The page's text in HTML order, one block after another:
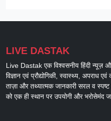
LIVE DASTAK
Live Dastak एक विश्वसनीय हिंदी न्यूज़
विज्ञान एवं प्रौद्योगिकी, स्वास्थ्य,
ताज़ा और तथ्यात्मक जानकारी सरल व स्पष्ट
को एक ही स्थान पर उपयोगी और भरोसेमंद